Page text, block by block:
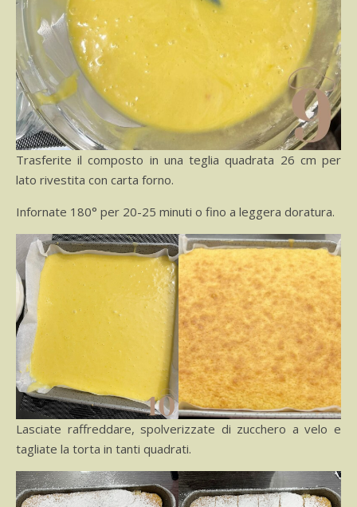
Trasferite il composto in una teglia quadrata 26 cm per
lato rivestita con carta forno.
Infornate 180° per 20-25 minuti o fino a leggera doratura.
Lasciate raffreddare, spolverizzate di zucchero a velo e
tagliate la torta in tanti quadrati.